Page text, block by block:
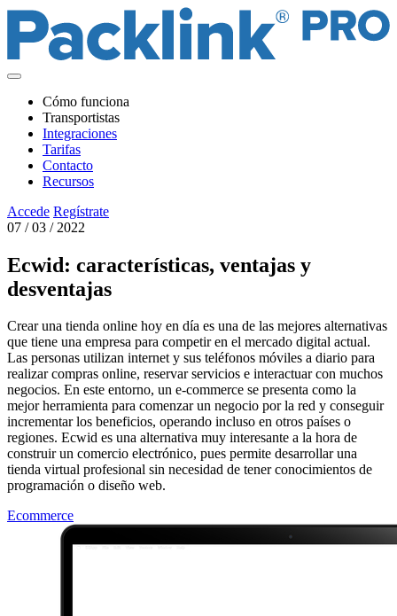
Cómo funciona
Transportistas
Integraciones
Tarifas
Contacto
Recursos
Accede Regístrate
07 / 03 / 2022
Ecwid: características, ventajas y
desventajas
Crear una tienda online hoy en día es una de las mejores alternativas
que tiene una empresa para competir en el mercado digital actual.
Las personas utilizan internet y sus teléfonos móviles a diario para
realizar compras online, reservar servicios e interactuar con muchos
negocios. En este entorno, un e-commerce se presenta como la
mejor herramienta para comenzar un negocio por la red y conseguir
incrementar los beneficios, operando incluso en otros países o
regiones. Ecwid es una alternativa muy interesante a la hora de
construir un comercio electrónico, pues permite desarrollar una
tienda virtual profesional sin necesidad de tener conocimientos de
programación o diseño web.
Ecommerce